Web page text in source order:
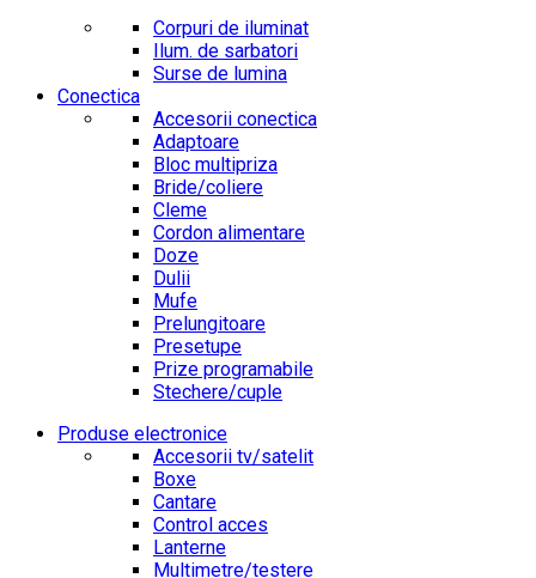
Corpuri de iluminat
Ilum. de sarbatori
Surse de lumina
Conectica
Accesorii conectica
Adaptoare
Bloc multipriza
Bride/coliere
Cleme
Cordon alimentare
Doze
Dulii
Mufe
Prelungitoare
Presetupe
Prize programabile
Stechere/cuple
Produse electronice
Accesorii tv/satelit
Boxe
Cantare
Control acces
Lanterne
Multimetre/testere